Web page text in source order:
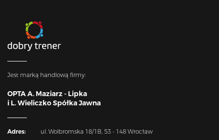
Jest marką handlową firmy:
OPTA A. Maziarz - Lipka
i L. Wieliczko Spółka Jawna
Adres:
ul. Wolbromska 18/1B, 53 - 148 Wrocław